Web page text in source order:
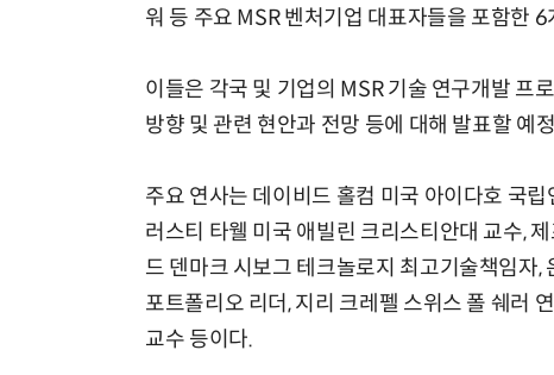
워 등 주요 MSR 벤처기업 대표자들을 포함한
이들은 각국 및 기업의 MSR 기술 연구개발 프
방향 및 관련 현안과 전망 등에 대해 발표할 예
주요 연사는 데이비드 홀컴 미국 아이다호 국
러스티 타웰 미국 애빌린 크리스티안대 교수,
드 덴마크 시보그 테크놀로지 최고기술책임자
포트폴리오 리더, 지리 크레펠 스위스 폴 쉐러
교수 등이다.